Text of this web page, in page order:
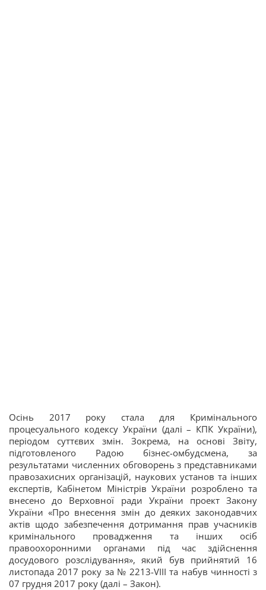
Осінь 2017 року стала для Кримінального
процесуального кодексу України (далі – КПК України),
періодом суттєвих змін. Зокрема, на основі Звіту,
підготовленого Радою бізнес-омбудсмена, за
результатами численних обговорень з представниками
правозахисних організацій, наукових установ та інших
експертів, Кабінетом Міністрів України розроблено та
внесено до Верховної ради України проект Закону
України «Про внесення змін до деяких законодавчих
актів щодо забезпечення дотримання прав учасників
кримінального провадження та інших осіб
правоохоронними органами під час здійснення
досудового розслідування», який був прийнятий 16
листопада 2017 року за № 2213-VIII та набув чинності з
07 грудня 2017 року (далі – Закон).